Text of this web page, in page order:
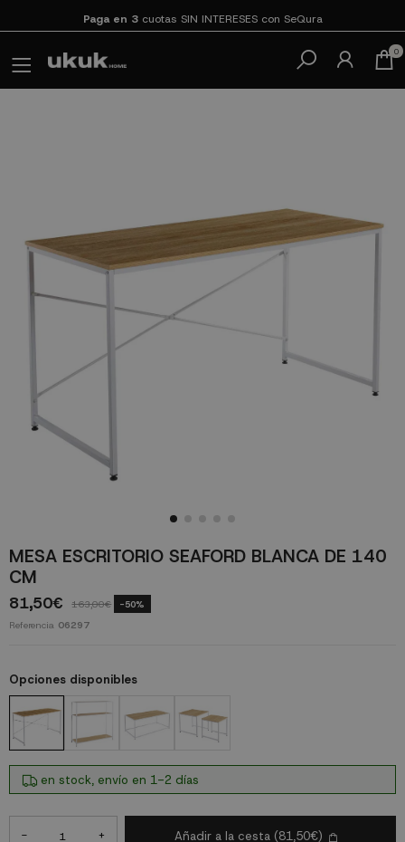
Paga en 3cuotas SIN INTERESES con SeQura
0
MESA ESCRITORIO SEAFORD BLANCA DE 140
CM
81,50€ 163,00€ -50%
Referencia 06297
Opciones disponibles
en stock, envío en 1-2 días
- + Añadir a la cesta (81,50€)